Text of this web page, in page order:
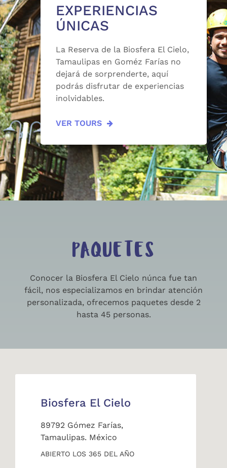
EXPERIENCIAS
ÚNICAS
La Reserva de la Biosfera El Cielo,
Tamaulipas en Goméz Farías no
dejará de sorprenderte, aquí
podrás disfrutar de experiencias
inolvidables.
VER TOURS
PAQUETES
Conocer la Biosfera El Cielo núnca fue tan
fácil, nos especializamos en brindar atención
personalizada, ofrecemos paquetes desde 2
hasta 45 personas.
Biosfera El Cielo
89792 Gómez Farías,
Tamaulipas. México
ABIERTO LOS 365 DEL AÑO